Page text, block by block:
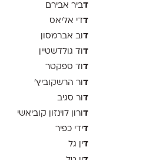
דביר אבירם
דדי אליאס
ד וב אברמסון
ד וד גולדשטיין
ד וד ספקטר
ד ור הרשקוביץ׳
ד ור סגיב
ד ורון לוינזון קוביאשי
דידי כפיר
דין גל